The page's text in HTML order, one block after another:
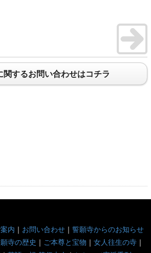
関するお問い合わせはコチラ
内 ｜ お問い合わせ ｜ 誓願寺からのお知らせ
寺の歴史 ｜ ご本尊と宝物 ｜ 女人往生の寺 ｜